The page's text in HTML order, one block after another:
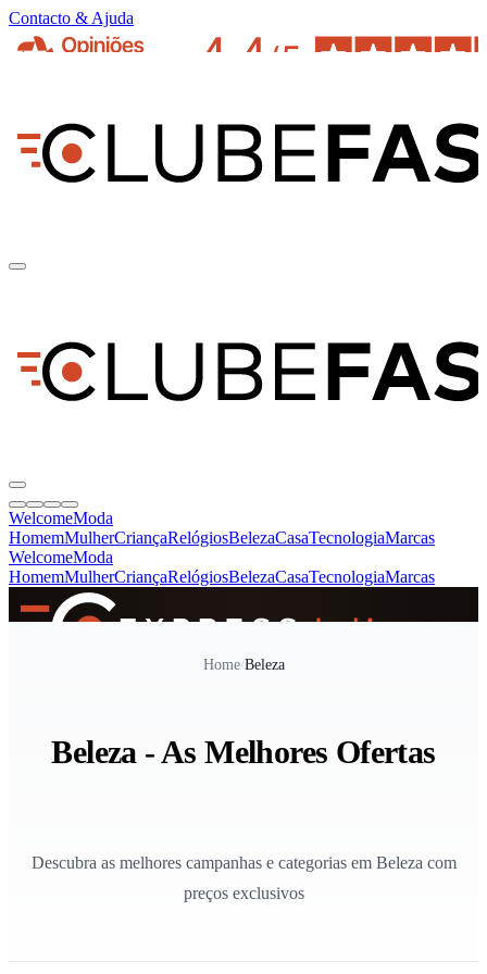
Contacto & Ajuda
WelcomeModa
HomemMulherCriançaRelógiosBelezaCasaTecnologiaMarcas
WelcomeModa
HomemMulherCriançaRelógiosBelezaCasaTecnologiaMarcas
Home/Beleza
Beleza - As Melhores Ofertas
Descubra as melhores campanhas e categorias em Beleza com
preços exclusivos